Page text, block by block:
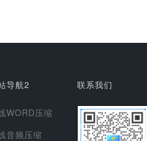
导航2
WORD压缩
音频压缩
联系我们